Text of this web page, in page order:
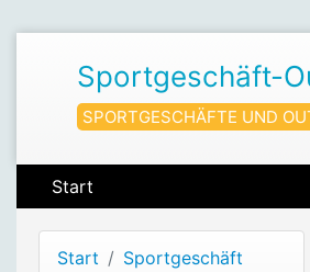
Sportgeschäft-
SPORTGESCHÄFTE UND
Start
Start
Sportgeschäft